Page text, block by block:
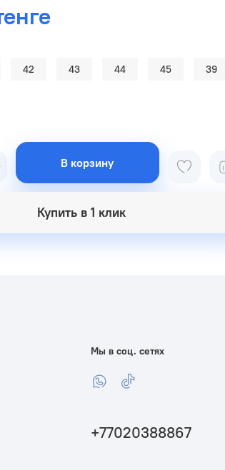
В корзину
Купить в 1 клик
42 43 44 45 39
Мы в соц. сетях
+77020388867